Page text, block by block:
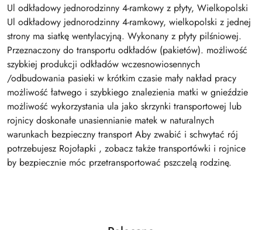
Ul odkładowy jednorodzinny 4-ramkowy z płyty, Wielkopolski
Ul odkładowy jednorodzinny 4-ramkowy, wielkopolski z jednej
strony ma siatkę wentylacyjną. Wykonany z płyty pilśniowej.
Przeznaczony do transportu odkładów (pakietów). możliwość
szybkiej produkcji odkładów wczesnowiosennych
/odbudowania pasieki w krótkim czasie mały nakład pracy
możliwość łatwego i szybkiego znalezienia matki w gnieździe
możliwość wykorzystania ula jako skrzynki transportowej lub
rojnicy doskonałe unasiennianie matek w naturalnych
warunkach bezpieczny transport Aby zwabić i schwytać rój
potrzebujesz Rojołapki , zobacz także transportówki i rojnice
by bezpiecznie móc przetransportować pszczelą rodzinę.